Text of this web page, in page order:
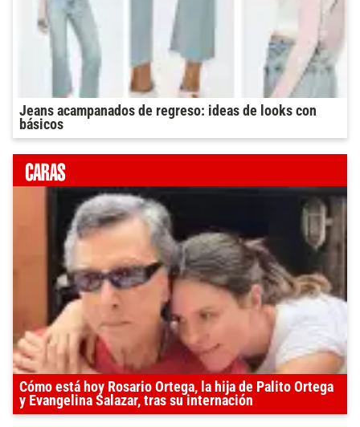
Jeans acampanados de regreso: ideas de looks con
básicos
Cómo está hoy Rosario Ortega, la hija de Palito Ortega
y Evangelina Salazar, tras su internación